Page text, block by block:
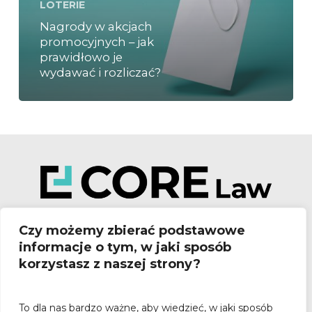
Czy możemy zbierać podstawowe
informacje o tym, w jaki sposób
korzystasz z naszej strony?
To dla nas bardzo ważne, aby wiedzieć, w jaki sposób
LOTERIE
Nagrody w akcjach
promocyjnych – jak
prawidłowo je
wydawać i rozliczać?